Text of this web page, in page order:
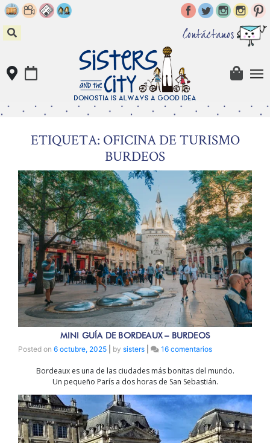
Skip
to
content
Contáctanos
ETIQUETA: OFICINA DE TURISMO
BURDEOS
MINI GUÍA DE BORDEAUX – BURDEOS
Posted on 6 octubre, 2025 by sisters 16 comentariosen
GUÍA
DE
–
BURDEOS
Bordeaux es una de las ciudades más bonitas del mundo.
Un pequeño París a dos horas de San Sebastián.